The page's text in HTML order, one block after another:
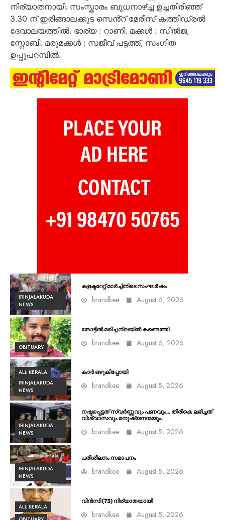
നിര്യാതനായി. സംസ്കാരം ബുധനാഴ്ച്ച ഉച്ചതിരിഞ്ഞ്
3.30 ന് ഇരിങ്ങാലക്കുട സെൻ്റ് മേരീസ് കത്തിഡ്രൽ
ദേവാലയത്തിൽ. ഭാര്യ : റാണി. മക്കൾ : സിൽജ,
സ്നോബി. മരുമക്കൾ : സജീവ് പട്ടത്ത്, സംഗീത
ഉപ്പുപറമ്പിൽ.
IRINJALAKUDA
NEWS
കളക്ടറേറ്റ് മാർച്ചിനിടെ സംഘർഷം
brandkee August 6, 2026
OBITUARY
തോട്ടിൽ മരിച്ച നിലയിൽ കണ്ടെത്തി
brandkee August 6, 2026
ALL KERALA
IRINJALAKUDA
NEWS
കാർ ഒഴുകിപ്പോയി
brandkee August 5, 2026
IRINJALAKUDA
NEWS
നഷ്ടപ്പെട്ടത് സ്വർണ്ണവും പണവും… തിരികെ ലഭിച്ചത്
വിശ്വാസവും മനുഷ്യനന്മയും.
brandkee August 5, 2026
IRINJALAKUDA
NEWS
പരിശീലനം സമാപനം
brandkee August 5, 2026
ALL KERALA
വിൻസി (73) നിര്യാതയായി
brandkee August 5, 2026